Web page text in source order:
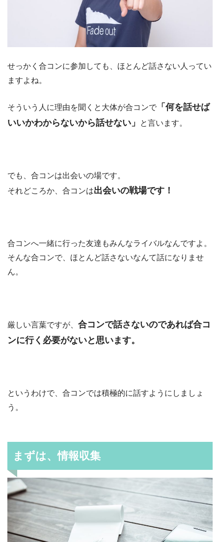
せっかく合コンに参加しても、ほとんど話さない人ってい
ますよね。
そういう人に理由を聞くと大体が合コンで 「何を話せば
いいかわからないから話せない」
と言います。
でも、合コンは出会いの場です。
それどころか、合コンは出会いの戦場です！
合コンへ一緒に行った友達もみんなライバルなんですよ。
そんな合コンで、ほとんど話さないなんて話になりませ
ん。
厳しい言葉ですが、 合コンで話さないのであれば合コ
ンに行く必要がないと思います。
というわけで、合コンでは積極的に話すようにしましょ
う。
まずは、情報収集